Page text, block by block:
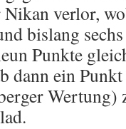
verlor,
bislang
Punkte
dann ein
Wertung)